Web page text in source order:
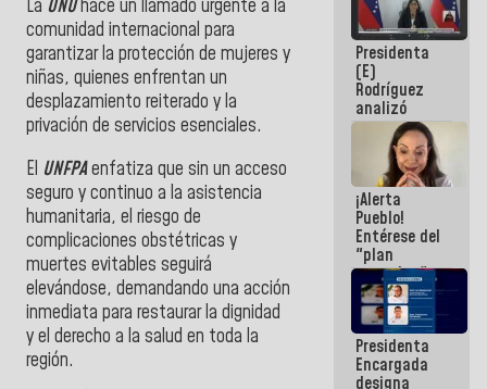
La ONUhace un llamado urgente a la
comunidad internacional para
garantizar la protección de mujeres y
niñas, quienes enfrentan un
desplazamiento reiterado y la
privación de servicios esenciales.
El UNFPAenfatiza que sin un acceso
seguro y continuo a la asistencia
humanitaria, el riesgo de
complicaciones obstétricas y
muertes evitables seguirá
elevándose, demandando una acción
inmediata para restaurar la dignidad
y el derecho a la salud en toda la
región.
hazlo hoy
por que no
sabemos si
la semana
que viene
hay
programa
Presidenta
(E)
Rodríguez
analizó
junto a
gobernadores
planes de
recuperación
del Sistema
Eléctrico
Nacional
¡Alerta
Pueblo!
Entérese del
"plan
enjambre"
de La Sayo
para
sabotear el
diálogo y
promover el
Presidenta
Encargada
designa